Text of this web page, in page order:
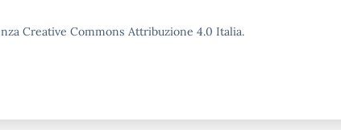
Creative Commons Attribuzione 4.0 Italia.